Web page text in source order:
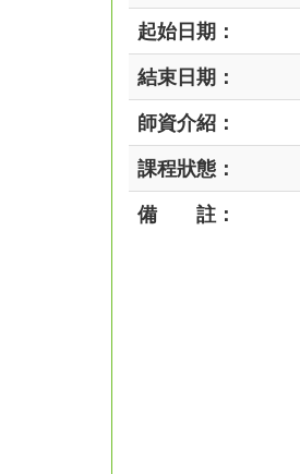
起始日期：
結束日期：
師資介紹：
課程狀態：
備 註：